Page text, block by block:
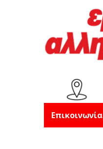
Επικοινωνία